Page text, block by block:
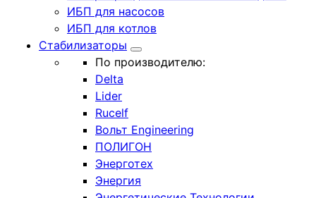
ИБП для насосов
ИБП для котлов
Стабилизаторы
По производителю:
Delta
Lider
Rucelf
Вольт Engineering
ПОЛИГОН
Энерготех
Энергия